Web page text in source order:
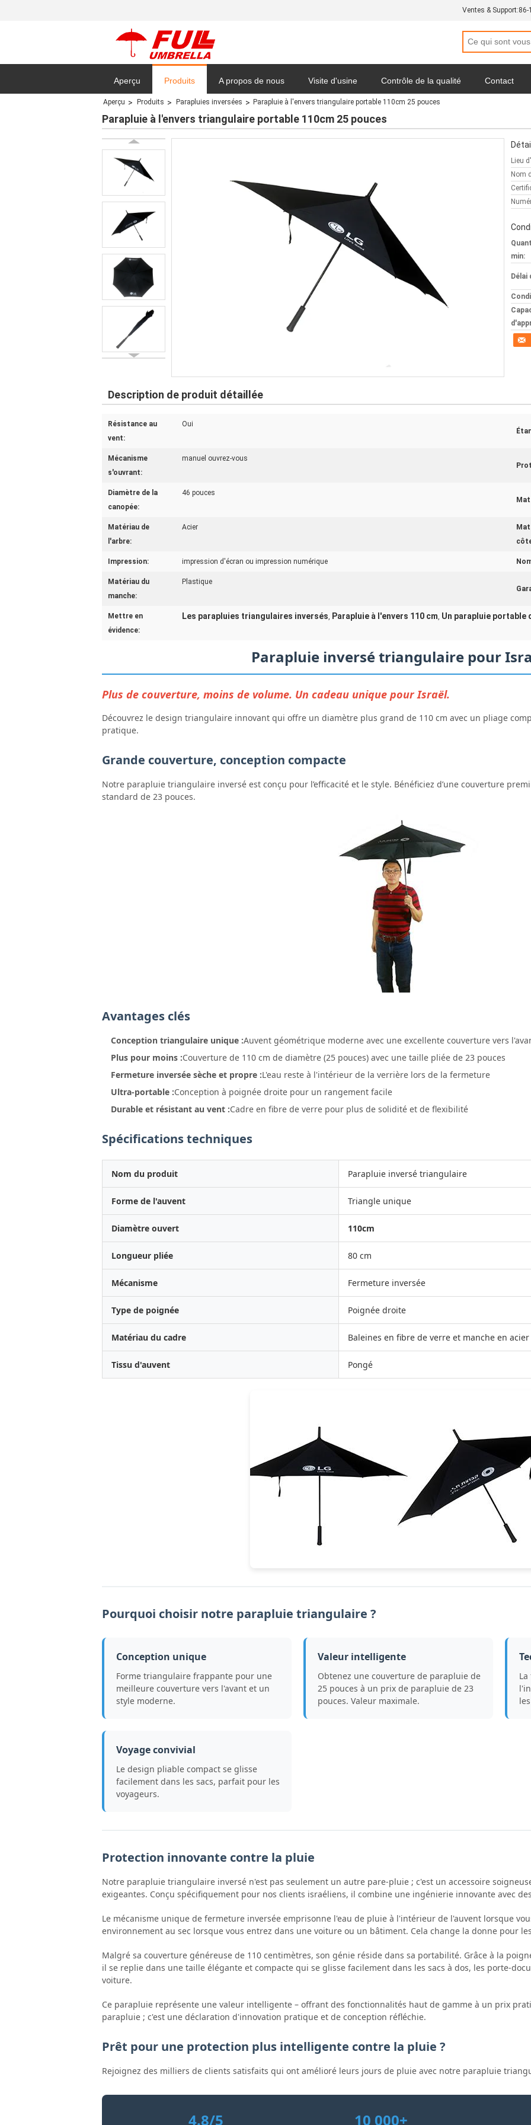
Ventes & Support:
Aperçu Produits A propos de nous Visite d'usine Contrôle de la qualité Contact
Plan du site Politique de confidentialité
Aperçu Produits Parapluies inversées Parapluie à l'envers triangulaire portable 110cm 25 pouces
Parapluie à l'envers triangulaire portable 110cm 25 pouces
Lieu
Nom
min:
Délai
Description de produit détaillée
Résistance au
vent:
Oui
Mécanisme
s'ouvrant:
manuel ouvrez-vous
Diamètre de la
canopée:
46 pouces
Matériau de
l'arbre:
Acier
Impression: impression d'écran ou impression numérique
Matériau du
manche:
Plastique
Mettre en
évidence:
Les parapluies triangulaires inversés, Parapluie à l'envers 110 cm, Un parapluie portable
Parapluie inversé triangulaire pour
Plus de couverture, moins de volume. Un cadeau unique pour Israël.
Découvrez le design triangulaire innovant qui offre un diamètre plus grand de 110 cm avec un pliage
pratique.
Grande couverture, conception compacte
Notre parapluie triangulaire inversé est conçu pour l’efficacité et le style. Bénéficiez d’une couverture
standard de 23 pouces.
Avantages clés
Conception triangulaire unique :Auvent géométrique moderne avec une excellente couverture vers
Plus pour moins :Couverture de 110 cm de diamètre (25 pouces) avec une taille pliée de 23 pouces
Fermeture inversée sèche et propre :L'eau reste à l'intérieur de la verrière lors de la fermeture
Ultra-portable :Conception à poignée droite pour un rangement facile
Durable et résistant au vent :Cadre en fibre de verre pour plus de solidité et de flexibilité
Spécifications techniques
Nom du produit Parapluie inversé triangulaire
Forme de l'auvent Triangle unique
Diamètre ouvert 110cm
Longueur pliée 80 cm
Mécanisme Fermeture inversée
Type de poignée Poignée droite
Matériau du cadre Baleines en fibre de verre et manche en acier
Tissu d'auvent Pongé
Pourquoi choisir notre parapluie triangulaire ?
Conception unique
Forme triangulaire frappante pour une
meilleure couverture vers l'avant et un
style moderne.
Valeur intelligente
Obtenez une couverture de parapluie de
25 pouces à un prix de parapluie de 23
pouces. Valeur maximale.
Voyage convivial
Le design pliable compact se glisse
facilement dans les sacs, parfait pour les
voyageurs.
Protection innovante contre la pluie
Notre parapluie triangulaire inversé n'est pas seulement un autre pare-pluie ; c'est un accessoire
exigeantes. Conçu spécifiquement pour nos clients israéliens, il combine une ingénierie innovante avec
Le mécanisme unique de fermeture inversée emprisonne l'eau de pluie à l'intérieur de l'auvent lorsque
environnement au sec lorsque vous entrez dans une voiture ou un bâtiment. Cela change la donne pour
Malgré sa couverture généreuse de 110 centimètres, son génie réside dans sa portabilité. Grâce à la
il se replie dans une taille élégante et compacte qui se glisse facilement dans les sacs à dos, les porte-
voiture.
Ce parapluie représente une valeur intelligente – offrant des fonctionnalités haut de gamme à un prix
parapluie ; c'est une déclaration d'innovation pratique et de conception réfléchie.
Prêt pour une protection plus intelligente contre la pluie ?
Rejoignez des milliers de clients satisfaits qui ont amélioré leurs jours de pluie avec notre parapluie
4.8/5 10 000+